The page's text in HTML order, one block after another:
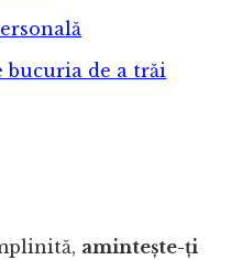
bucuria de a trăi
amintește-ți